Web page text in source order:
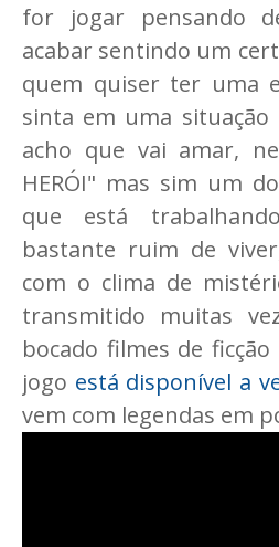
for jogar pensando
acabar sentindo um
quem quiser ter uma
sinta em uma situação
acho que vai amar,
HERÓI" mas sim um
que está
bastante ruim de
com o clima de
transmitido muitas
bocado filmes de
jogo está disponível a
vem com legendas em